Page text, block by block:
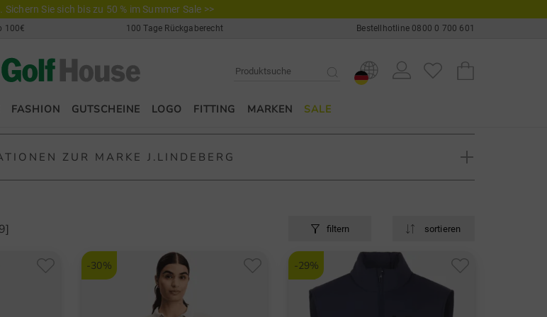
Sie sich bis zu 50 % im Summer Sale >>
100€ 100 Tage Rückgaberecht Bestellhotline 0800 0 700 601
FASHION GUTSCHEINE LOGO FITTING MARKEN SALE
ZUR MARKE J.LINDEBERG
Das Ergebnis sehen Sie im Golf House Onlineshop. Dort finden Sie Golfkleidung, deren
Designs und Funktionalität eine ideale Kombination aus Fashion und Funktion
bilden. Das
ihre Golfmode in ihrer Schlichtheit und Schnörkellosigkeit zum Zeitgeist – das trifft zum
auch auf den Hang nach Klarheit in einer zunehmend komplexen Welt.
filtern sortieren
-30% -29%